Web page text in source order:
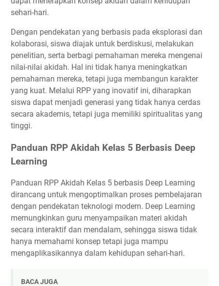
sehari-hari.
Dengan pendekatan yang berbasis pada eksplorasi dan
kolaborasi, siswa diajak untuk berdiskusi, melakukan
penelitian, serta berbagi pemahaman mereka mengenai
nilai-nilai akidah. Hal ini tidak hanya meningkatkan
pemahaman mereka, tetapi juga membangun karakter
yang kuat. Melalui RPP yang inovatif ini, diharapkan
siswa dapat menjadi generasi yang tidak hanya cerdas
secara akademis, tetapi juga memiliki spiritualitas yang
tinggi.
Panduan RPP Akidah Kelas 5 Berbasis Deep
Learning
Panduan RPP Akidah Kelas 5 berbasis Deep Learning
dirancang untuk mengoptimalkan proses pembelajaran
dengan pendekatan teknologi modern. Deep Learning
memungkinkan guru menyampaikan materi akidah
secara interaktif dan mendalam, sehingga siswa tidak
hanya memahami konsep tetapi juga mampu
mengaplikasikannya dalam kehidupan sehari-hari.
BACA JUGA